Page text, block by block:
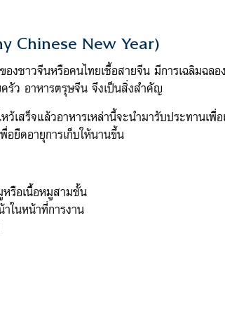
Chinese New Year)
ชาวจีนหรือคนไทยเชื้อสายจีน มีการเฉลิมฉล
รัว อาหารตรุษจีน จึงเป็นสิ่งสำคัญ
เสร็จแล้วอาหารเหล่านี้จะนำมารับประทานเพื่
อยืดอายุการเก็บให้นานขึ้น
รือเนื้อหมูสามชั้น
ในหน้าที่การงาน